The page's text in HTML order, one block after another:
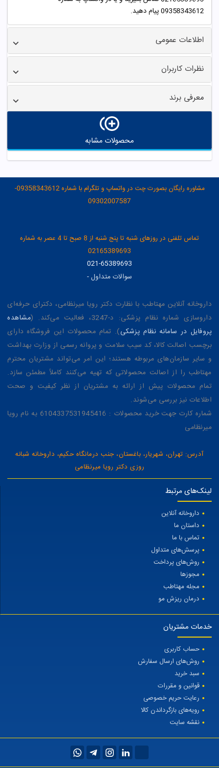
09358343612 پیام دهید.
اطلاعات عمومی
نظرات کاربران
معرفی برند
محصولات مشابه
مشاوره رایگان بصورت چت در واتساپ و تلگرام با شماره 09358343612-
09302007587
تماس تلفنی در روزهای شنبه تا پنج شنبه از 8 صبح تا 4 عصر به شماره
02165389693
021-65389693
سوالات متداول-
داروخانه آنلاین مهتاطب با نظارت دکتر رویا میرنظامی، دکترای حرفه‌ای
داروسازی شماره نظام پزشکی: د-3247، فعالیت می‌کند. (
مشاهده
پروفایل در سامانه نظام پزشکی). تمام محصولات این فروشگاه دارای
برچسب اصالت کالا، کد سیب سلامت و پروانه رسمی از وزارت بهداشت
و سایر سازمان‌های مربوطه هستند؛ این امر می‌تواند مشتریان محترم
مهتاطب را از اصالت محصولاتی که تهیه می‌کنند کاملاً مطمئن سازد.
تمام محصولات پیش از ارائه به مشتریان از نظر کیفیت و صحت
اطلاعات نیز بررسی می‌شوند.
شماره کارت جهت خرید محصولات : 6104337531945416 به نام رویا
میرنظامی
آدرس: تهران، شهریار، باغستان، جنب درمانگاه حکیم، داروخانه شبانه
روزی دکتر رویا میرنظامی
لینک‌های مرتبط
داروخانه آنلاین
داستان ما
تماس با ما
پرسش‌های متداول
روش‌های پرداخت
مجوزها
مجله مهتاطب
درمان ریزش مو
خدمات مشتریان
حساب کاربری
روش‌های ارسال سفارش
سبد خرید
قوانین و مقررات
رعایت حریم خصوصی
رویه‌های بازگرداندن کالا
نقشه سایت